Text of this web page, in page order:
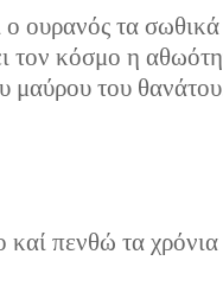
ουρανός τα
τον κόσμο η
μαύρου του
καί πενθώ τα